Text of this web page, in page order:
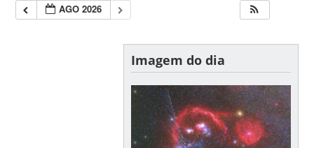
AGO 2026
Imagem do dia